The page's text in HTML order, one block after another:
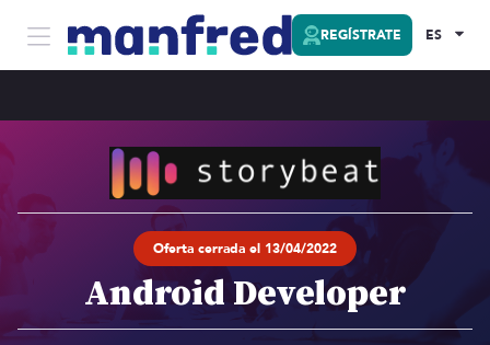
REGÍSTRATE ES
Oferta cerrada el 13/04/2022
Android Developer